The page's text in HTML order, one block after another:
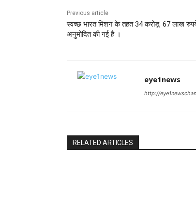
Previous article
स्वच्छ भारत मिशन के तहत 34 करोड़, 67 लाख
अनुमोदित की गई है ।
eye1news
http://
RELATED ARTICLES